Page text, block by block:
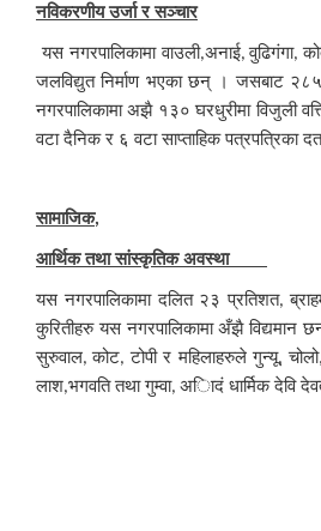
नविकरणीय उर्जा र सञ्चार
यस नगरपालिकामा वाउली,अनाई,वुढिगंगा,
जलविद्युत निर्माण भएका छन् । जसबाट २८५
नगरपालिकामा अझै १३० घरधुरीमा विजुली
वटा दैनिक र ६ वटा साप्ताहिक पत्रपत्रिका
सामाजिक,
आर्थिक तथा सांस्कृतिक अवस्था
यस नगरपालिकामा दलित २३ प्रतिशत,
कुरितीहरु यस नगरपालिकामा अँझै विद्यमान
सुरुवाल,कोट,टोपी र महिलाहरुले गुन्यू,चोलो
लाश,भगवति तथा गुम्वा, अािदं धार्मिक देवि